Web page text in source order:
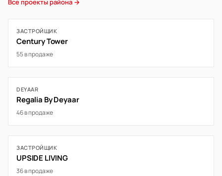
Все проекты района →
ЗАСТРОЙЩИК
Century Tower
55 в продаже
DEYAAR
Regalia By Deyaar
46 в продаже
ЗАСТРОЙЩИК
UPSIDE LIVING
36 в продаже